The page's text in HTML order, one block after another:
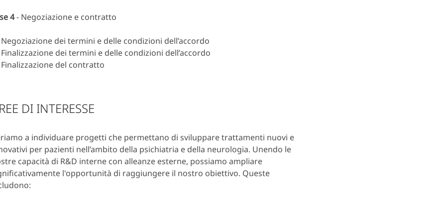
4- Negoziazione e contratto
Negoziazione dei termini e delle condizioni dell’accordo
Finalizzazione dei termini e delle condizioni dell’accordo
Finalizzazione del contratto
DI INTERESSE
a individuare progetti che permettano di sviluppare trattamenti nuovi e
per pazienti nell’ambito della psichiatria e della neurologia. Unendo le
capacità di R&D interne con alleanze esterne, possiamo ampliare
l'opportunità di raggiungere il nostro obiettivo. Queste